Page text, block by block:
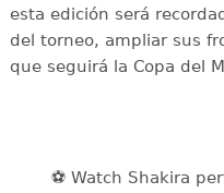
esta edición será
del torneo, ampliar sus
que seguirá la Copa del
⚽️️ Watch Shakira